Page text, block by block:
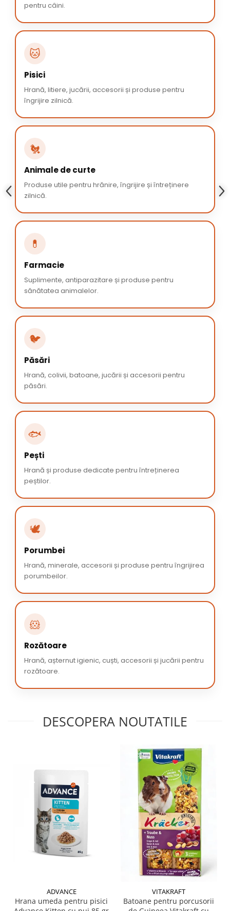
pentru câini.
🐱
Pisici
Hrană, litiere, jucării, accesorii și produse pentru
îngrijire zilnică.
🐔
Animale de curte
Produse utile pentru hrănire, îngrijire și întreținere
zilnică.
💊
Farmacie
Suplimente, antiparazitare și produse pentru
sănătatea animalelor.
🐦
Păsări
Hrană, colivii, batoane, jucării și accesorii pentru
păsări.
🐟
Pești
Hrană și produse dedicate pentru întreținerea
peștilor.
🕊️
Porumbei
Hrană, minerale, accesorii și produse pentru îngrijirea
porumbeilor.
🐹
Rozătoare
Hrană, așternut igienic, cuști, accesorii și jucării pentru
rozătoare.
DESCOPERA NOUTATILE
ADVANCE
Hrana umeda pentru pisici
VITAKRAFT
Batoane pentru porcusorii